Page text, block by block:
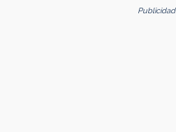
Publicidad